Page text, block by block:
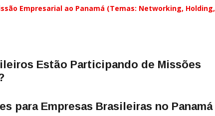
Empresarial ao Panamá (Temas: Networking, Holding,
Estão Participando de Missões
para Empresas Brasileiras no Panamá